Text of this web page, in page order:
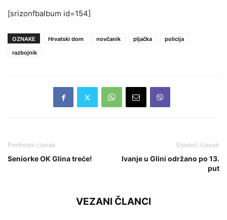
[srizonfbalbum id=154]
OZNAKE Hrvatski dom novčanik pljačka
policija
razbojnik
Prethodni članak
Seniorke OK Glina treće!
Sljedeći članak
Ivanje u Glini održano po 13.
put
VEZANI ČLANCI